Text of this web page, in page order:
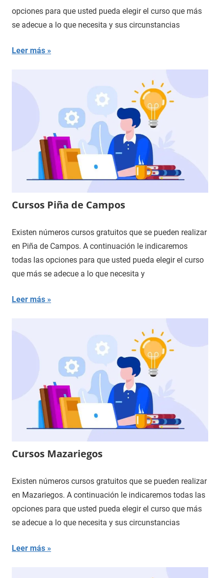
opciones para que usted pueda elegir el curso que más
se adecue a lo que necesita y sus circunstancias
Leer más
Cursos Piña de Campos
Existen números cursos gratuitos que se pueden realizar
en Piña de Campos. A continuación le indicaremos
todas las opciones para que usted pueda elegir el curso
que más se adecue a lo que necesita y
Leer más
Cursos Mazariegos
Existen números cursos gratuitos que se pueden realizar
en Mazariegos. A continuación le indicaremos todas las
opciones para que usted pueda elegir el curso que más
se adecue a lo que necesita y sus circunstancias
Leer más